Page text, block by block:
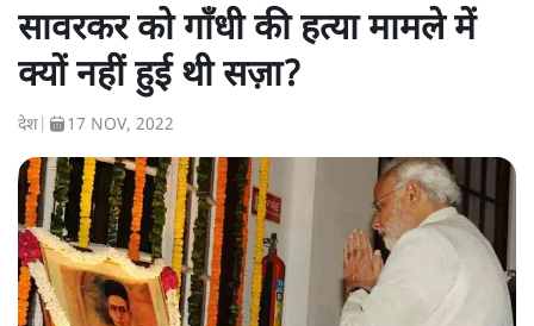
सावरकर को गाँधी की हत्या मामले में
क्यों नहीं हुई थी सज़ा?
देश 17 NOV, 2022